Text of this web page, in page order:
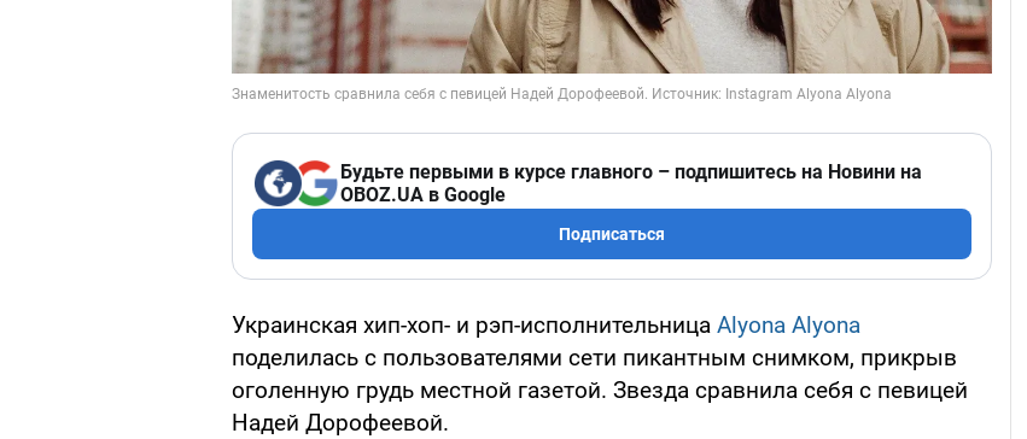
Будьте первыми в курсе главного – подпишитесь на Новини на
OBOZ.UA в Google
Подписаться
Украинская хип-хоп- и рэп-исполнительница Alyona Alyona
поделилась с пользователями сети пикантным снимком, прикрыв
оголенную грудь местной газетой. Звезда сравнила себя с певицей
Надей Дорофеевой.